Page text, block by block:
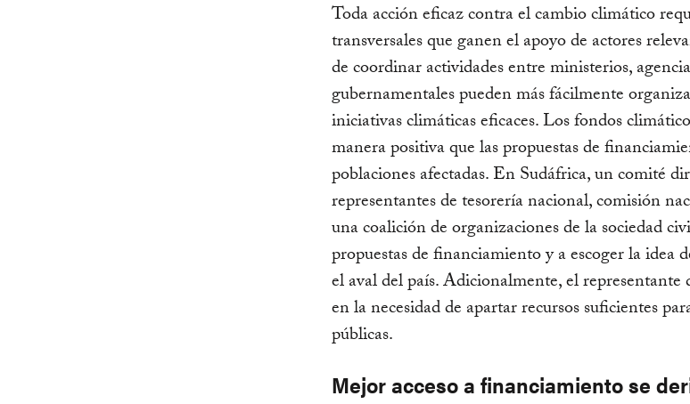
Toda acción eficaz contra el cambio climático
transversales que ganen el apoyo de actores
de coordinar actividades entre ministerios,
gubernamentales pueden más fácilmente
iniciativas climáticas eficaces. Los fondos
manera positiva que las propuestas de
poblaciones afectadas. En Sudáfrica, un comité
representantes de tesorería nacional, comisión
una coalición de organizaciones de la sociedad
propuestas de financiamiento y a escoger la idea
el aval del país. Adicionalmente, el
en la necesidad de apartar recursos suficientes
públicas.
Mejor acceso a financiamiento se